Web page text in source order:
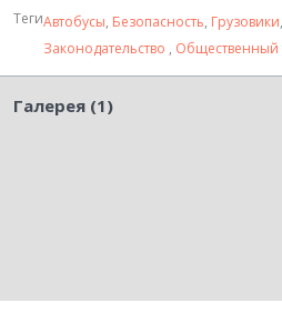
ТегиАвтобусы, Безопасность, Грузовики,
Законодательство , Общественный
Галерея (1)